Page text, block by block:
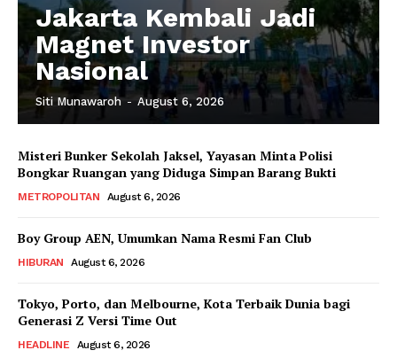
Jakarta Kembali Jadi
Magnet Investor
Nasional
Siti Munawaroh - August 6, 2026
Misteri Bunker Sekolah Jaksel, Yayasan Minta Polisi
Bongkar Ruangan yang Diduga Simpan Barang Bukti
METROPOLITAN August 6, 2026
Boy Group AEN, Umumkan Nama Resmi Fan Club
HIBURAN August 6, 2026
Tokyo, Porto, dan Melbourne, Kota Terbaik Dunia bagi
Generasi Z Versi Time Out
HEADLINE August 6, 2026